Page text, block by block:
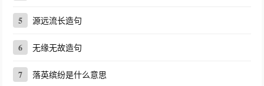
5 源远流长造句
6 无缘无故造句
7 落英缤纷是什么意思